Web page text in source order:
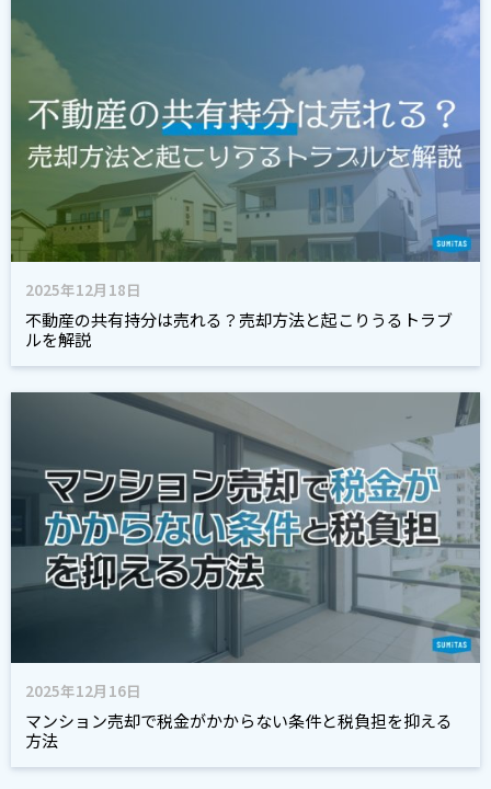
2025年12月18日
不動産の共有持分は売れる？売却方法と起こりうるトラブ
ルを解説
2025年12月16日
マンション売却で税金がかからない条件と税負担を抑える
方法